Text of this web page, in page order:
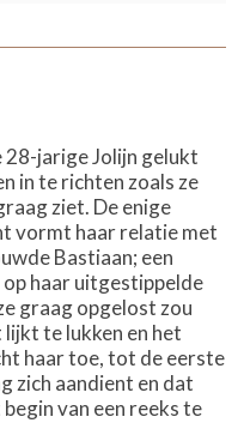
28-jarige Jolijn gelukt
in te richten zoals ze
ziet. De enige
vormt haar relatie met
Bastiaan; een
haar uitgestippelde
graag opgelost zou
lijkt te lukken en het
haar toe, tot de eerste
zich aandient en dat
van een reeks te